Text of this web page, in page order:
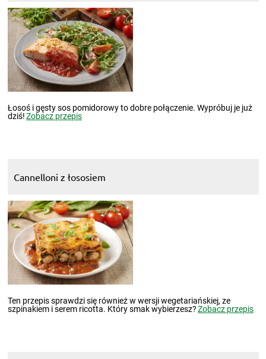
Łosoś i gęsty sos pomidorowy to dobre połączenie. Wypróbuj je już
dziś!Zobacz przepis
Cannelloni z łososiem
Ten przepis sprawdzi się również w wersji wegetariańskiej, ze
szpinakiem i serem ricotta. Który smak wybierzesz?Zobacz przepis